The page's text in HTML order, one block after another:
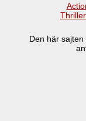
Den här